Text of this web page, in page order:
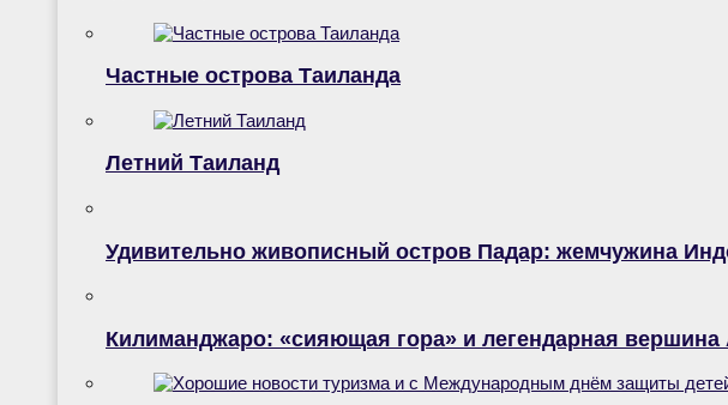
Частные острова Таиланда
Летний Таиланд
Удивительно живописный остров Падар: жемчужина
Килиманджаро: «сияющая гора» и легендарная